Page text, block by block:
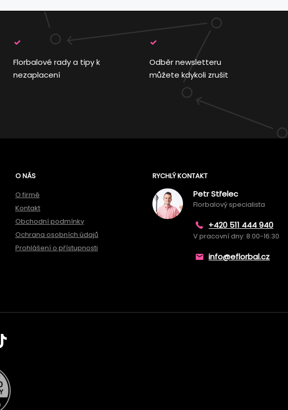
Florbalové rady a tipy k
nezaplacení
Odběr newsletteru
můžete kdykoli zrušit
O NÁS
O firmě
Kontakt
Obchodní podmínky
Ochrana osobních údajů
Prohlášení o přístupnosti
RYCHLÝ KONTAKT
Petr Střelec
Florbalový specialista
+420 511 444 940
V pracovní dny: 8:00-16:30
info@eflorbal.cz